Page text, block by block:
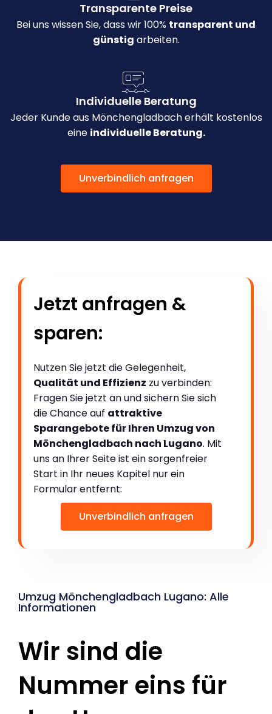
Transparente Preise
Bei uns wissen Sie, dass wir 100% transparent und
günstig arbeiten.
Individuelle Beratung
Jeder Kunde aus Mönchengladbach erhält kostenlos
eine individuelle Beratung.
Unverbindlich anfragen
Jetzt anfragen &
sparen:
Nutzen Sie jetzt die Gelegenheit,
Qualität und Effizienz zu verbinden:
Fragen Sie jetzt an und sichern Sie sich
die Chance auf attraktive
Sparangebote für Ihren Umzug von
Mönchengladbach nach Lugano. Mit
uns an Ihrer Seite ist ein sorgenfreier
Start in Ihr neues Kapitel nur ein
Formular entfernt:
Unverbindlich anfragen
Umzug Mönchengladbach Lugano: Alle
Informationen
Wir sind die
Nummer eins für